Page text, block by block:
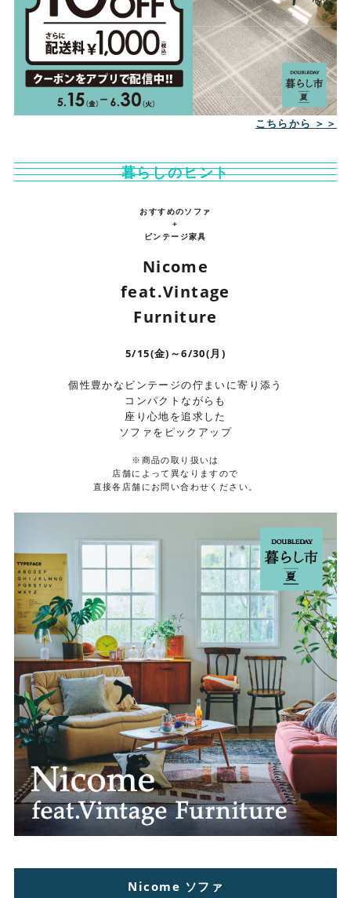
こちらから ＞＞
暮らしのヒント
おすすめのソファ
+
ビンテージ家具
Nicome
feat.Vintage
Furniture
5/15(金)～6/30(月)
個性豊かなビンテージの佇まいに寄り添う
コンパクトながらも
座り心地を追求した
ソファをピックアップ
※商品の取り扱いは
店舗によって異なりますので
直接各店舗にお問い合わせください。
Nicome ソファ